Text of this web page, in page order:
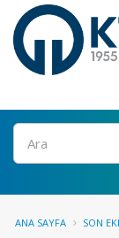
Ara
ANA SAYFA SON